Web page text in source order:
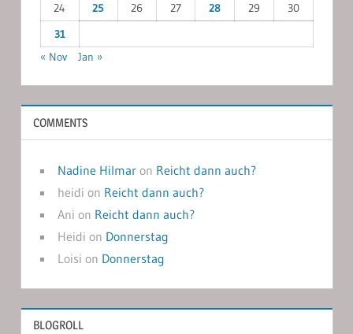
24
25 26 27 28 29
30
31
« Nov
Jan »
COMMENTS
Nadine Hilmaron Reicht dann auch?
heidi on Reicht dann auch?
Ani on Reicht dann auch?
Heidi on Donnerstag
Loisi on Donnerstag
BLOGROLL